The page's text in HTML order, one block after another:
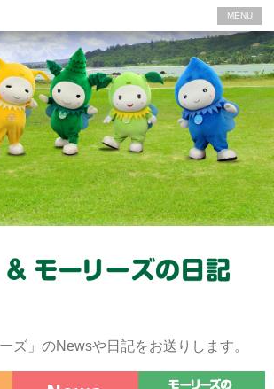
MENU
ズ」のNewsや日記をお送りします。